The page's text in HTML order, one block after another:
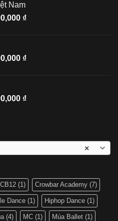
₫.
4,500,000 ₫.
Nam
₫.
₫Giá
3,300,000 ₫.
₫.
₫Giá
3,300,000 ₫.
₫Giá
3,300,000 ₫.
×
CB12 (1) Crowbar Academy (7)
Dance (1) Hiphop Dance (1)
(4) MC (1) Múa Ballet (1)